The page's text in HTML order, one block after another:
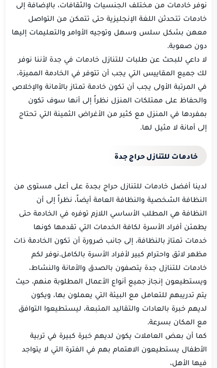
نوفر خادمات من مختلف الجنسيات والثقافات، بالإضافة إلى
خادمات تتحدثن اللغة الإنجليزية حتى تتمكن من التواصل
معهن بشكل سلس وسهل وتوجيه الأوامر والتعليمات إليها
دون صعوبة.
لا داعي للبحث عن طلبات للتنازل خادمات في جدة لأننا نوفر
لك جميع المقاييس التي يجب أن تتوفر في الخادمة المميزة،
في المرتبة الأولى يجب أن تكون خادمة تمتاز بالأمانة والإخلاص
والحفاظ على ممتلكات المنزل نظراً إلى أنها سوف تكون
بمفردها في المنزل مع كثير من الأغراض الثمينة التي تحتاج
إلى أمانة لا مثيل لها.
خادمات للتنازل حراج جدة
لدينا أفضل خادمات للتنازل حراج بجدة على أعلى مستوى من
النظافة الشخصية والنظافة العامة أيضاً، نظراً إلى أن
النظافة هي المطلب الأساسي اللازم توفره في الخادمة حتى
يطمئن أفراد الأسرة لكافة الخدمات التي تقدمها كونها
خدمات تمتاز بالنظافة، إلى جانب ضرورة أن تكون الخادمة ذات
مظهر لائق واحترام كبير لأفراد الأسرة بالكامل.نوفر لكم
خادمات للتنازل جدة يتصفون بالصدق والأمانة والنشاط،
ويستطيعون إنجاز جميع أنواع الأعمال المطلوبة منهم، حيث
يتم تدريبهم للتعامل مع البيئة التي يعملون بها، ويكون
لديهم خبرة بالعادات والتقاليد المتبعة، ليستطيعوا التوافق
مع المكان بسرعة.
كما أن بعض العاملات يكون لديهم خبرة كبيرة في تربية
الأطفال يستطيعون الاهتمام بهم في الفترة التي لا يتواجد
فيها الأهل،